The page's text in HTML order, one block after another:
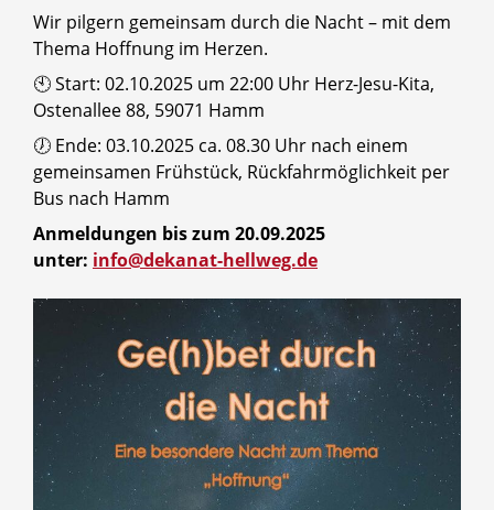
Wir pilgern gemeinsam durch die Nacht – mit dem
Thema Hoffnung im Herzen.
🕙 Start: 02.10.2025 um 22:00 Uhr Herz-Jesu-Kita,
Ostenallee 88, 59071 Hamm
🕖 Ende: 03.10.2025 ca. 08.30 Uhr nach einem
gemeinsamen Frühstück, Rückfahrmöglichkeit per
Bus nach Hamm
Anmeldungen bis zum 20.09.2025
unter: info@dekanat-hellweg.de